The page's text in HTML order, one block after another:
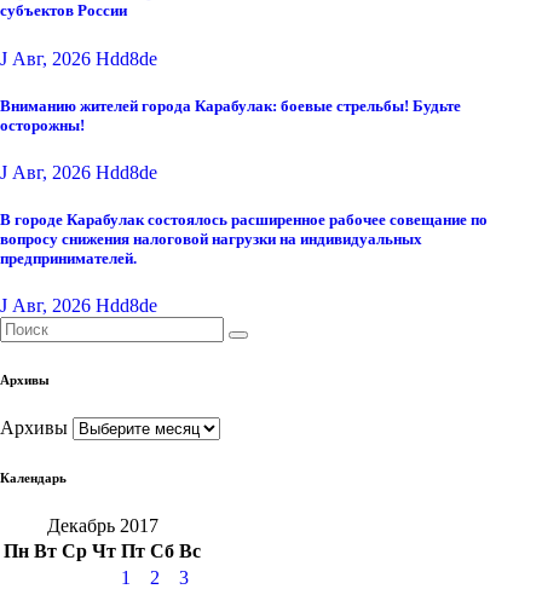
субъектов России
J Авг, 2026 Hdd8de
Вниманию жителей города Карабулак: боевые стрельбы! Будьте
осторожны!
J Авг, 2026 Hdd8de
В городе Карабулак состоялось расширенное рабочее совещание по
вопросу снижения налоговой нагрузки на индивидуальных
предпринимателей.
J Авг, 2026 Hdd8de
Архивы
Архивы
Календарь
Декабрь 2017
Пн Вт Ср Чт Пт Сб Вс
1
2
3